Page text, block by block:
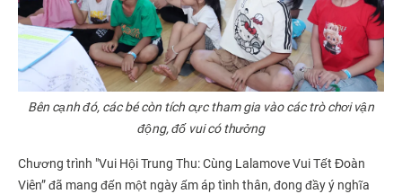
Bên cạnh đó, các bé còn tích cực tham gia vào các trò chơi vận
động, đố vui có thưởng
Chương trình "Vui Hội Trung Thu: Cùng Lalamove Vui Tết Đoàn
Viên” đã mang đến một ngày ấm áp tình thân, đong đầy ý nghĩa